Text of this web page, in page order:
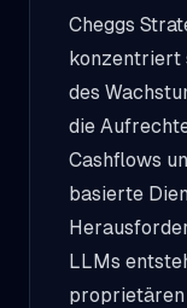
Cheggs
konzentriert
des
die
Cashflows
basierte
LLMs
proprietären